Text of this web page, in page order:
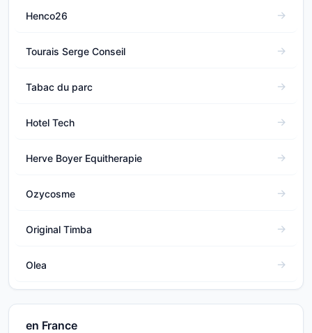
Henco26
Tourais Serge Conseil
Tabac du parc
Hotel Tech
Herve Boyer Equitherapie
Ozycosme
Original Timba
Olea
en France